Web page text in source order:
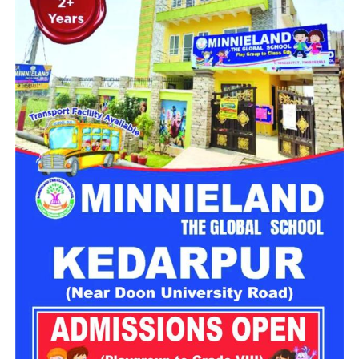
चरण में पहुंच जाएगी।
दिसंबर से पहले ढाई हजार से ज्यादा पदों के
लिए फॉर्म
उत्तराखंड अधीनस्थ सेवा चयन आयोगके अध्यक्ष जीएस मर्तोलिया ने बताया
कि दिसंबर से पहले करीब 2477 पदों पर आवेदन प्रक्रिया पूरी कर ली
जाएगी। इनमें स्केलर, कनिष्ठ सहायक, वैयक्तिक सहायक, स्नातक स्तरीय
विज्ञान वर्ग के पद, पुलिस, आबकारी और परिवहन विभाग के वर्दीधारी पद,
संस्कृत विभाग में सहायक अध्यापक तथा सहायक विकास अधिकारी जैसे
पद शामिल हैं।
इसके समानांतर जिन रिक्त पदों के लिए आवेदन प्रक्रिया पूरी हो चुकी है,
उनकी परीक्षा भी दिसंबर तक करा ली जाएगी। इनमें व्यैक्तिक सहायक,
पशुधन प्रसार अधिकारी, विभिन्न सेवाओं के तकनीकी पद, सहायक
लेखाकार, कृषि विभाग के इंटरमीडिएट स्तर के पद तथा विभिन्न विभागों के
स्नातक स्तरीय पद सहित कुल 1470 पद शामिल हैं।